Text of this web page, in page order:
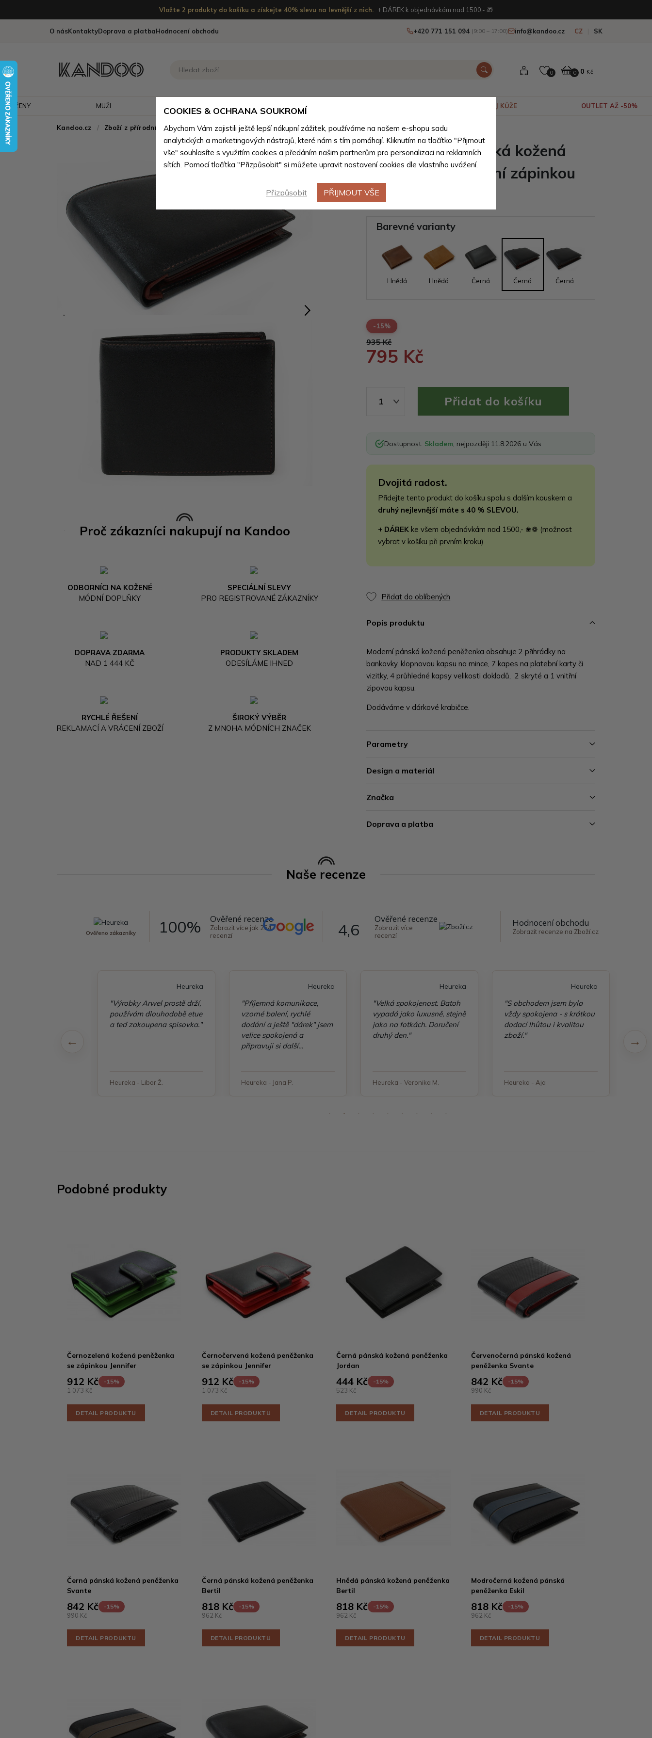
Vložte 2 produkty do košíku a získejte 40% slevu na levnější z nich. + DÁREK k objednávkám nad 1500,- 🎁
O násKontaktyDoprava a platbaHodnocení obchodu +420 771 151 094 (9:00 – 17:00) info@kandoo.cz CZ SK
0 0 0 Kč
ŽENY MUŽI VÝPRODEJ KŮŽE OUTLET AŽ -50%
Kandoo.cz Zboží z přírodní pravé kůže > Zboží z přírodní pravé kůže pro muže > Peněženky pro muže z přírodní pravé kůže
Proč zákazníci nakupují na Kandoo
ODBORNÍCI NA KOŽENÉ
MÓDNÍ DOPLŇKY
SPECIÁLNÍ SLEVY
PRO REGISTROVANÉ ZÁKAZNÍKY
DOPRAVA ZDARMA
NAD 1 444 KČ
PRODUKTY SKLADEM
ODESÍLÁME IHNED
RYCHLÉ ŘEŠENÍ
REKLAMACÍ A VRÁCENÍ ZBOŽÍ
ŠIROKÝ VÝBĚR
Z MNOHA MÓDNÍCH ZNAČEK
Černohnědá pánská kožená
peněženka s vnitřní zápinkou
Malachi
Barevné varianty
Hnědá Hnědá Černá Černá Černá
-15%
935 Kč
795 Kč
1
Dostupnost: Skladem , nejpozději 11.8.2026 u Vás
Dvojitá radost.
Přidejte tento produkt do košíku spolu s dalším kouskem a
druhý nejlevnější máte s 40 % SLEVOU.
+ DÁREK ke všem objednávkám nad 1500,- ❀❁ (možnost
vybrat v košíku při prvním kroku)
Přidat do oblíbených
Popis produktu
Moderní pánská kožená peněženka obsahuje 2 přihrádky na
bankovky, klopnovou kapsu na mince, 7 kapes na platební karty či
vizitky, 4 průhledné kapsy velikosti dokladů, 2 skryté a 1 vnitřní
zipovou kapsu.
Dodáváme v dárkové krabičce.
Parametry
Design a materiál
Značka
Doprava a platba
Naše recenze
Ověřeno zákazníky 100% Ověřené recenze
Zobrazit více jak 264
recenzí
4,6
Ověřené recenze
Zobrazit více
recenzí
Hodnocení obchodu
Zobrazit recenze na Zboží.cz
Heureka
"Výrobky Arwel prostě drží,
používám dlouhodobě etue
a teď zakoupena spisovka."
Heureka - Libor Ž.
Heureka
"Příjemná komunikace,
vzorné balení, rychlé
dodání a ještě "dárek" jsem
velice spokojená a
připravuji si další
Heureka - Jana P.
Heureka
"Velká spokojenost. Batoh
vypadá jako luxusně, stejně
jako na fotkách. Doručení
druhý den."
Heureka - Veronika M.
Heureka
"S obchodem jsem byla
vždy spokojena - s krátkou
dodací lhůtou i kvalitou
zboží."
Heureka - Aja
Podobné produkty
Černozelená kožená peněženka
se zápinkou Jennifer
912 Kč -15%
1 073 Kč
DETAIL PRODUKTU
Černočervená kožená peněženka
se zápinkou Jennifer
912 Kč -15%
1 073 Kč
DETAIL PRODUKTU
Černá pánská kožená peněženka
Jordan
444 Kč -15%
523 Kč
DETAIL PRODUKTU
Červenočerná pánská kožená
peněženka Svante
842 Kč -15%
990 Kč
DETAIL PRODUKTU
Černá pánská kožená peněženka
Svante
842 Kč -15%
990 Kč
DETAIL PRODUKTU
Černá pánská kožená peněženka
Bertil
818 Kč -15%
962 Kč
DETAIL PRODUKTU
Hnědá pánská kožená peněženka
Bertil
818 Kč -15%
962 Kč
DETAIL PRODUKTU
Modročerná kožená pánská
peněženka Eskil
818 Kč -15%
962 Kč
DETAIL PRODUKTU
COOKIES & OCHRANA SOUKROMÍ
Abychom Vám zajistili ještě lepší nákupní zážitek, používáme na našem e-shopu sadu
analytických a marketingových nástrojů, které nám s tím pomáhají. Kliknutím na tlačítko "Přijmout
vše" souhlasíte s využitím cookies a předáním našim partnerům pro personalizaci na reklamních
sítích. Pomocí tlačítka "Přizpůsobit" si můžete upravit nastavení cookies dle vlastního uvážení.
Přizpůsobit PŘIJMOUT VŠE